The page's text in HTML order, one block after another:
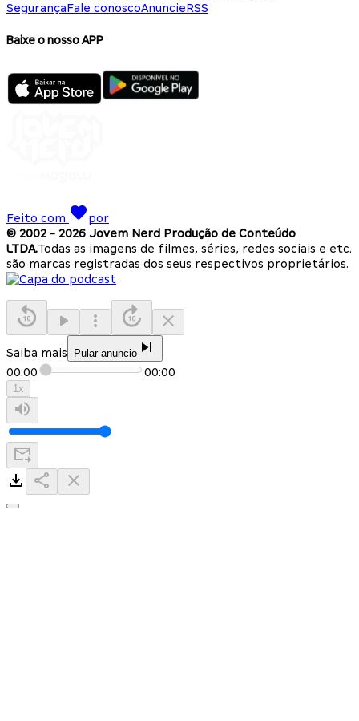
SegurançaFale conoscoAnuncieRSS
Baixe o nosso APP
Feito com
por
© 2002 - 2026 Jovem Nerd Produção de Conteúdo
LTDA.Todas as imagens de filmes, séries, redes sociais e etc.
são marcas registradas dos seus respectivos proprietários.
Saiba mais Pular anuncio
00:00 00:00
1x